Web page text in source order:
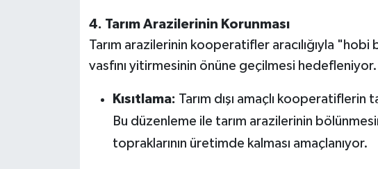
4. Tarım Arazilerinin Korunması
Tarım arazilerinin kooperatifler aracılığıyla "hobi
vasfını yitirmesinin önüne geçilmesi hedefleniyor.
Kısıtlama: Tarım dışı amaçlı kooperatiflerin
Bu düzenleme ile tarım arazilerinin
topraklarının üretimde kalması amaçlanıyor.